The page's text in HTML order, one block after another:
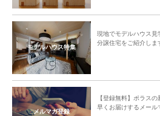
モデルハウス特集
現地でモデルハウス見
分譲住宅をご紹介しま
メルマガ登録
【登録無料】ポラス
早くお届けするメール